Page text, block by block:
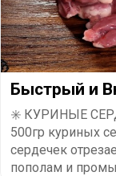
Быстрый и
✳️ КУРИНЫЕ
500гр куриных
сердечек
пополам и